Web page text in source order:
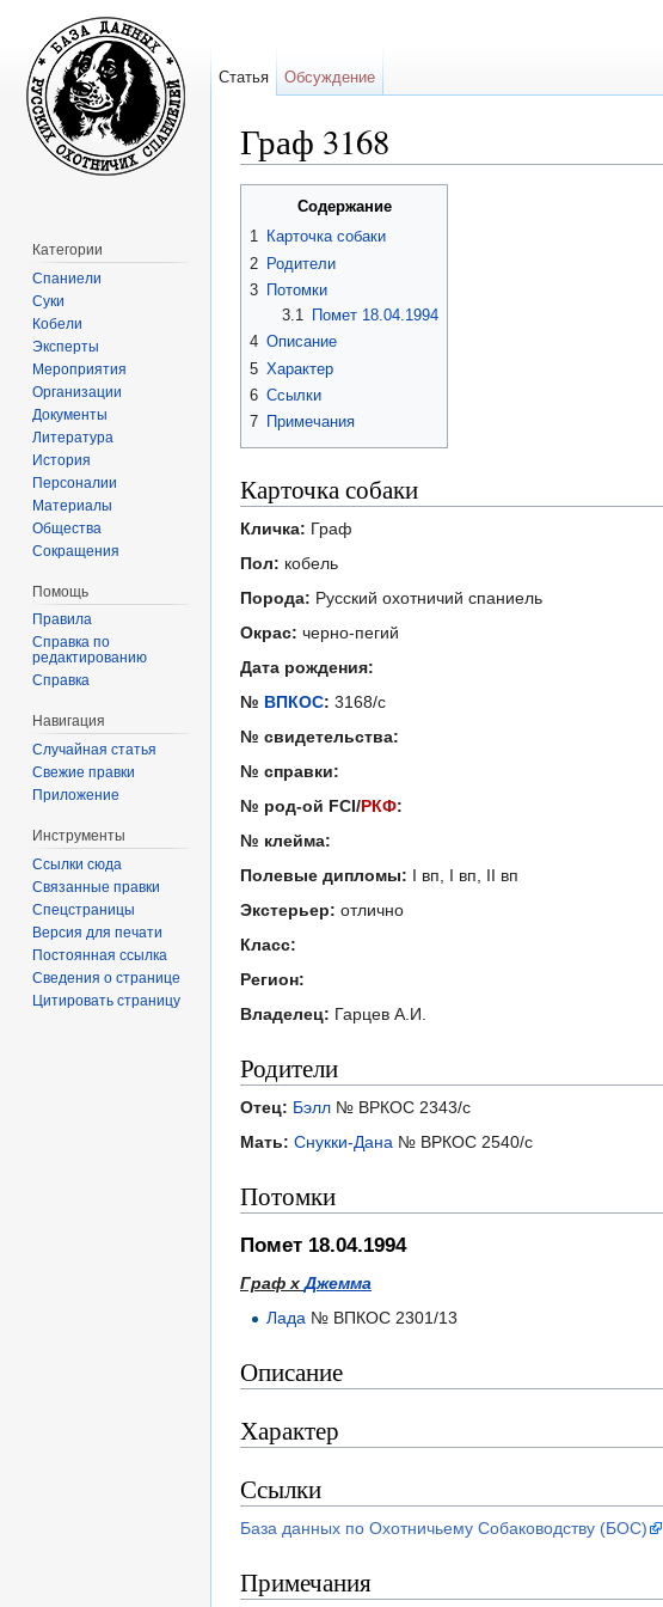
Граф 3168
Содержание
1 Карточка собаки
2 Родители
3 Потомки
3.1
Помет 18.04.1994
4 Описание
5 Характер
6 Ссылки
7 Примечания
Карточка собаки
Кличка: Граф
Пол: кобель
Порода: Русский охотничий спаниель
Окрас: черно-пегий
Дата рождения:
№ ВПКОС: 3168/с
№ свидетельства:
№ справки:
№ род-ой FCI/РКФ:
№ клейма:
Полевые дипломы: I вп, I вп, II вп
Экстерьер: отлично
Класс:
Регион:
Владелец: Гарцев А.И.
Родители
Отец: Бэлл № ВРКОС 2343/с
Мать: Снукки-Дана № ВРКОС 2540/с
Потомки
Помет 18.04.1994
Граф хДжемма
Лада № ВПКОС 2301/13
Описание
Характер
Ссылки
База данных по Охотничьему Собаководству (БОС)
Примечания
Статья Обсуждение
Категории
Спаниели
Суки
Кобели
Эксперты
Мероприятия
Организации
Документы
Литература
История
Персоналии
Материалы
Общества
Сокращения
Помощь
Правила
Справка по
редактированию
Справка
Навигация
Случайная статья
Свежие правки
Приложение
Инструменты
Ссылки сюда
Связанные правки
Спецстраницы
Версия для печати
Постоянная ссылка
Сведения о странице
Цитировать страницу